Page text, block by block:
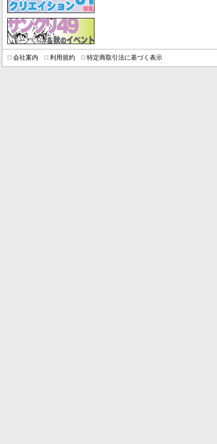
会社案内 利用規約 特定商取引法に基づく表示